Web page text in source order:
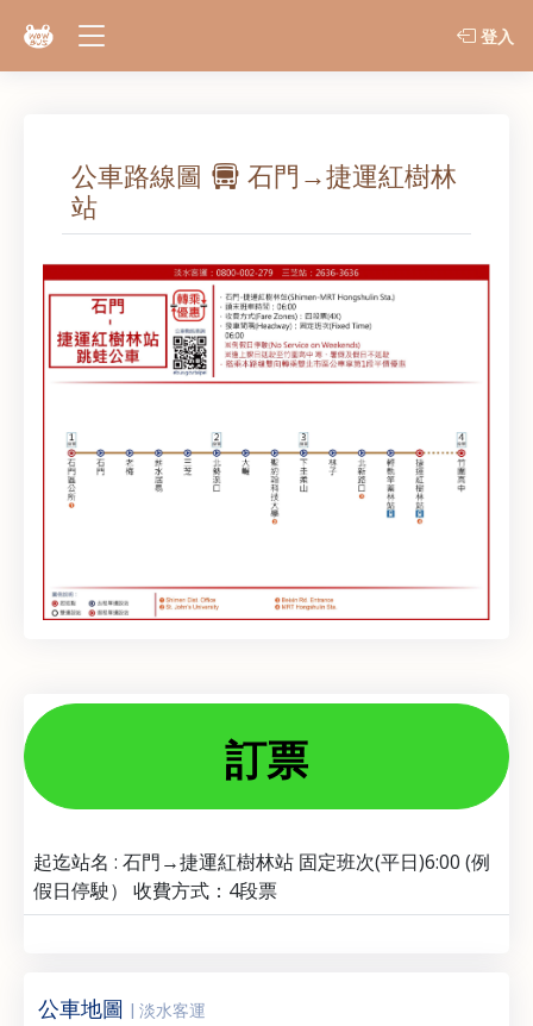
登入
公車路線圖
石門→捷運紅樹林
站
訂票
起迄站名 : 石門→捷運紅樹林站 固定班次(平日)6:00 (例
假日停駛） 收費方式：4段票
公車地圖 | 淡水客運